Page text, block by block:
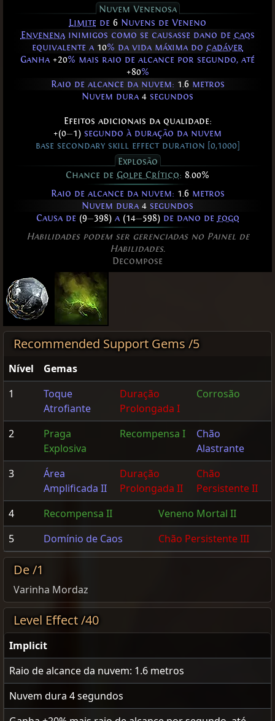
Nuvem Venenosa
Limite de 6 Nuvens de Veneno
Envenenainimigos como se causasse dano de caos
equivalente a 10% da vida máxima do cadáver
Ganha +20% mais raio de alcance por segundo, até
+80%
Raio de alcance da nuvem: 1.6metros
Nuvem dura 4 segundos
Efeitos adicionais da qualidade:
+(0—1) segundo à duração da nuvem
base secondary skill effect duration [0,1000]
Explosão
Chance de Golpe Crítico: 8.00%
Raio de alcance da nuvem: 1.6metros
Nuvem dura 4 segundos
Causa de (9—398)a (14—598)de dano de fogo
Habilidades podem ser gerenciadas no Painel de
Habilidades.
Decompose
Recommended Support Gems /5
Nível
Gemas
1
Toque
Atrofiante
Duração
Prolongada I
Corrosão
2
Praga
Explosiva
Recompensa I
Chão
Alastrante
3
Área
Amplificada II
Duração
Prolongada II
Chão
Persistente II
4
Recompensa II
Veneno Mortal II
5
Domínio de Caos Chão Persistente III
De /1
Varinha Mordaz
Level Effect /40
Implicit
Raio de alcance da nuvem: 1.6 metros
Nuvem dura 4segundos